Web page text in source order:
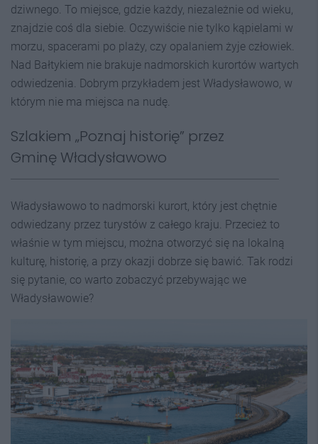
dziwnego. To miejsce, gdzie każdy, niezależnie od wieku,
znajdzie coś dla siebie. Oczywiście nie tylko kąpielami w
morzu, spacerami po plaży, czy opalaniem żyje człowiek.
Nad Bałtykiem nie brakuje nadmorskich kurortów wartych
odwiedzenia. Dobrym przykładem jest Władysławowo, w
którym nie ma miejsca na nudę.
Szlakiem „Poznaj historię” przez
Gminę Władysławowo
Władysławowo to nadmorski kurort, który jest chętnie
odwiedzany przez turystów z całego kraju. Przecież to
właśnie w tym miejscu, można otworzyć się na lokalną
kulturę, historię, a przy okazji dobrze się bawić. Tak rodzi
się pytanie, co warto zobaczyć przebywając we
Władysławowie?